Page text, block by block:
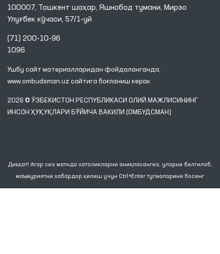
100007, Тошкент шаҳар, Яшнобод тумани, Мирзо
Улуғбек кўчаси, 57/1-уй
(71) 200-10-96
1096
Ушбу сайт материалларидан фойдаланганда,
www.ombudsman.uz сайтига боғланиш керак
2026 © ЎЗБЕКИСТОН РЕСПУБЛИКАСИ ОЛИЙ МАЖЛИСИНИНГ
ИНСОН ҲУҚУҚЛАРИ БЎЙИЧА ВАКИЛИ (ОМБУДСМАН)
Диққат! Агар сиз матнда хатоликларни аниқласангиз, уларни белгилаб,
маъмуриятни хабардор қилиш учун Ctrl+Enter тугмаларини босинг